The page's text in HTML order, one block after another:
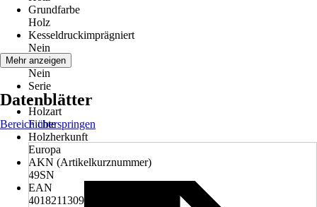
Grundfarbe
Holz
Kesseldruckimprägniert
Nein
Tür
Nein
Serie
-
Holzart
Fichte
Holzherkunft
Europa
AKN (Artikelkurznummer)
49SN
EAN
4018211309832
Mehr anzeigen
Datenblätter
Bereich überspringen